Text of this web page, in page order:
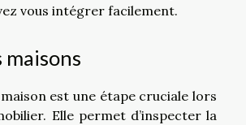
vous intégrer facilement.
maisons
est une étape cruciale lors
Elle permet d’inspecter la